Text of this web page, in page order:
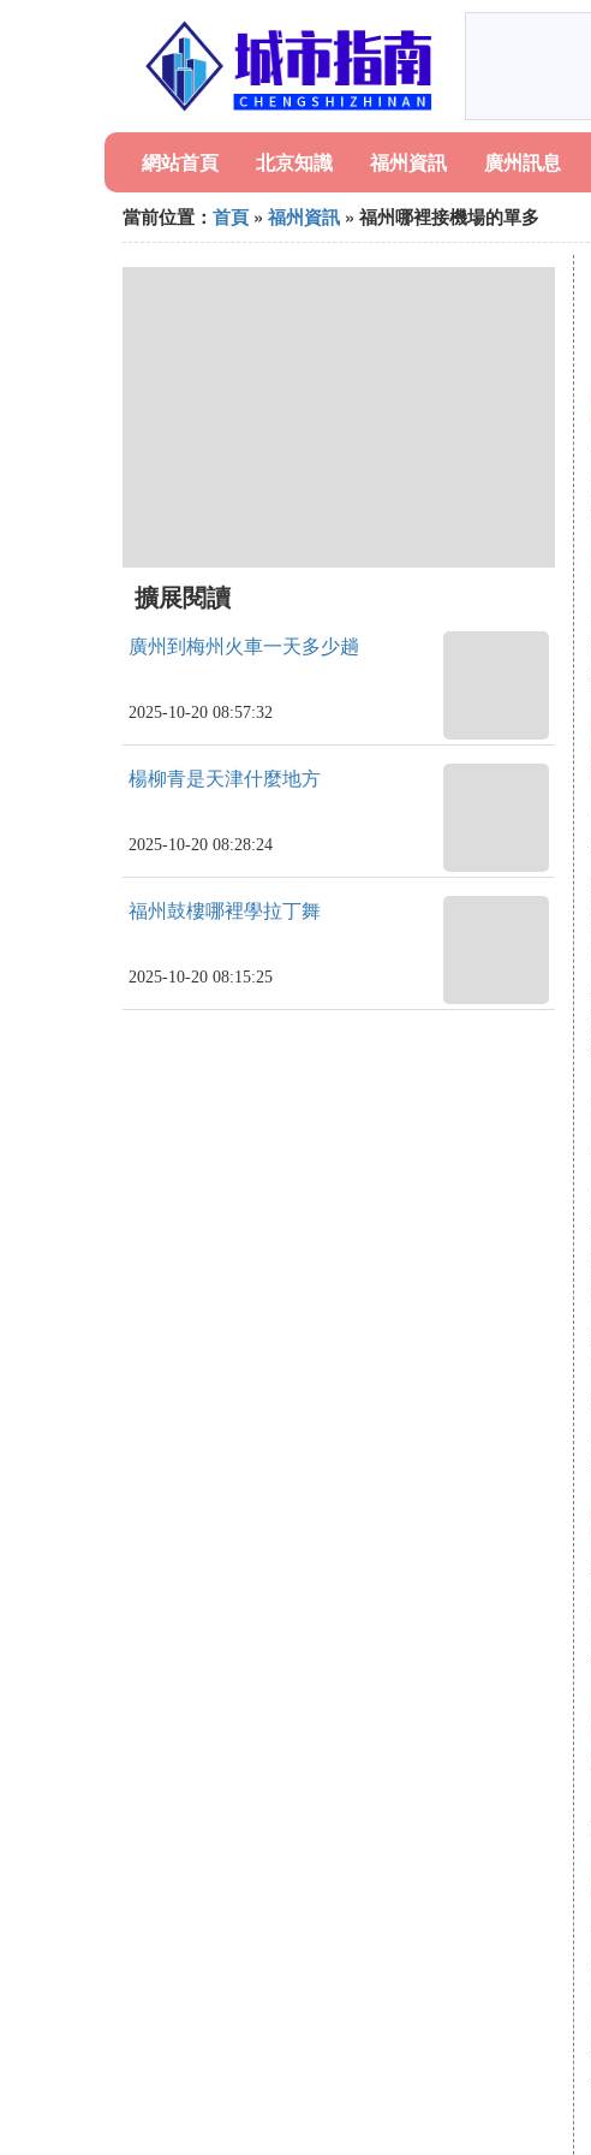
網站首頁 北京知識 福州資訊 廣州訊息
當前位置： 首頁 » 福州資訊 » 福州哪裡接機場的單多
擴展閱讀
廣州到梅州火車一天多少趟
2025-10-20 08:57:32
楊柳青是天津什麼地方
2025-10-20 08:28:24
福州鼓樓哪裡學拉丁舞
2025-10-20 08:15:25